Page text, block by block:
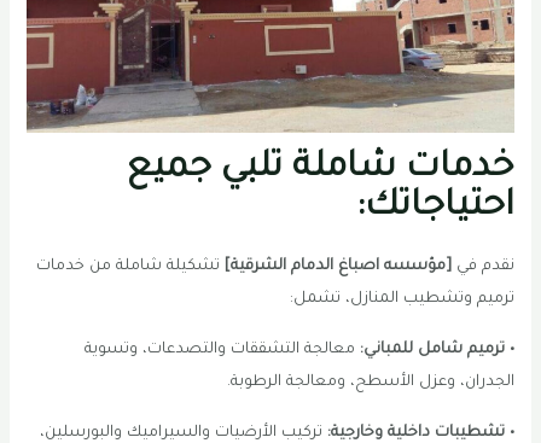
خدمات شاملة تلبي جميع
احتياجاتك:
نقدم في [مؤسسه اصباغ الدمام الشرقية] تشكيلة شاملة من خدمات
ترميم وتشطيب المنازل، تشمل:
• ترميم شامل للمباني: معالجة التشققات والتصدعات، وتسوية
الجدران، وعزل الأسطح، ومعالجة الرطوبة.
• تشطيبات داخلية وخارجية: تركيب الأرضيات والسيراميك والبورسلين،